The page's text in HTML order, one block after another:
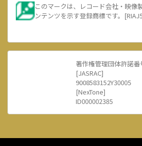
このマークは、レコード会社・映像
ンテンツを示す登録商標です。
著作権管理団体許諾番
[JASRAC]
9008583152Y30005
[NexTone]
ID000002385